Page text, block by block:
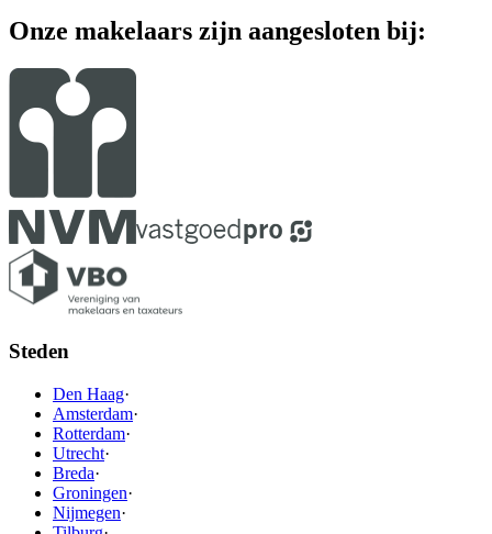
Onze makelaars zijn aangesloten bij:
Steden
Den Haag·
Amsterdam·
Rotterdam·
Utrecht·
Breda·
Groningen·
Nijmegen·